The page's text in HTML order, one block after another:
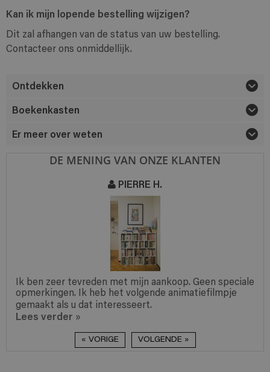
Kan ik mijn lopende bestelling wijzigen?
Dit zal afhangen van de status van uw bestelling.
Contacteer ons onmiddellijk.
Ontdekken
Boekenkasten
Er meer over weten
DE MENING VAN ONZE KLANTEN
speciale
STÉPHANIE A.
Onze ervaring met The Perfect Bookshelf was
positief en dit over de hele lijn: uw website is
gemaakt, de snelle feedback werd zeer op...
Lees verder
« VORIGE VOLGENDE »